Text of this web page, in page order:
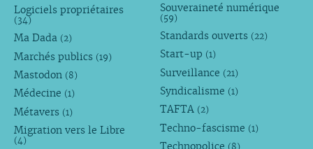
Logiciels propriétaires
(34)
Ma Dada (2)
Marchés publics (19)
Mastodon (8)
Médecine (1)
Métavers (1)
Migration vers le Libre
(4)
Souveraineté numérique
(59)
Standards ouverts (22)
Start-up (1)
Surveillance (21)
Syndicalisme (1)
TAFTA (2)
Techno-fascisme (1)
Technopolice (8)